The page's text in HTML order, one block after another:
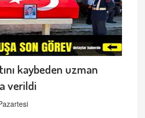
kaybeden uzman
verildi